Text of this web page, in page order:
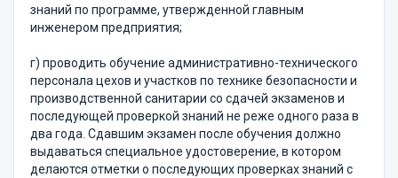
знаний по программе, утвержденной главным
инженером предприятия;
г) проводить обучение административно-технического
персонала цехов и участков по технике безопасности и
производственной санитарии со сдачей экзаменов и
последующей проверкой знаний не реже одного раза в
два года. Сдавшим экзамен после обучения должно
выдаваться специальное удостоверение, в котором
делаются отметки о последующих проверках знаний с